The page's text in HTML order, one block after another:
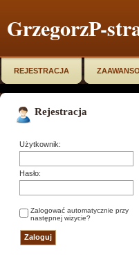
GrzegorzP-
REJESTRACJA
Rejestracja
Użytkownik:
Hasło:
Zalogować automatycznie przy
następnej wizycie?